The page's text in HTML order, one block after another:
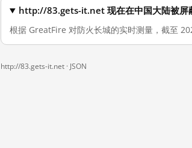
http://83.gets-it.net 现在在中国大陆被屏
根据 GreatFire 对防火长城的实时测量，截至
http://83.gets-it.net · JSON